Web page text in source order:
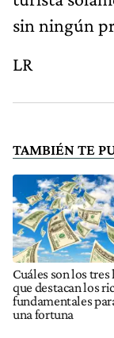
sin ningún
LR
TAMBIÉN TE
Cuáles son los
que destacan los
fundamentales
una fortuna